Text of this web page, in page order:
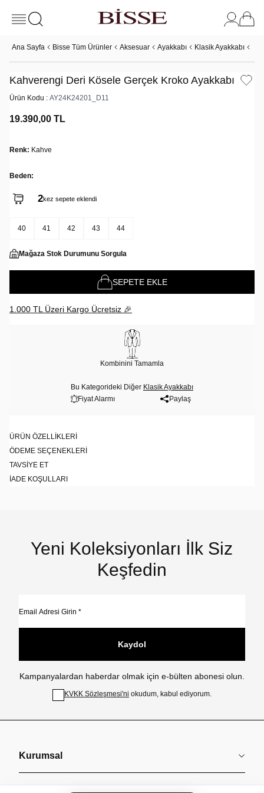
Ana Sayfa Bisse Tüm Ürünler Aksesuar Ayakkabı Klasik Ayakkabı
Kahverengi Deri Kösele Gerçek Kroko Ayakkabı
Ürün Kodu : AY24K24201_D11
19.390,00 TL
Renk: Kahve
Beden:
2kez sepete eklendi
40 41 42 43 44
Mağaza Stok Durumunu Sorgula
SEPETE EKLE
1.000 TL Üzeri Kargo Ücretsiz 🎉
Kombinini Tamamla
Bu Kategorideki Diğer Klasik Ayakkabı
Fiyat Alarmı
Paylaş
ÜRÜN ÖZELLIKLERI
ÖDEME SEÇENEKLERI
TAVSIYE ET
İADE KOŞULLARI
Yeni Koleksiyonları İlk Siz
Keşfedin
Kaydol
Kampanyalardan haberdar olmak için e-bülten abonesi olun.
KVKK Sözleşmesi'ni okudum, kabul ediyorum.
Kurumsal